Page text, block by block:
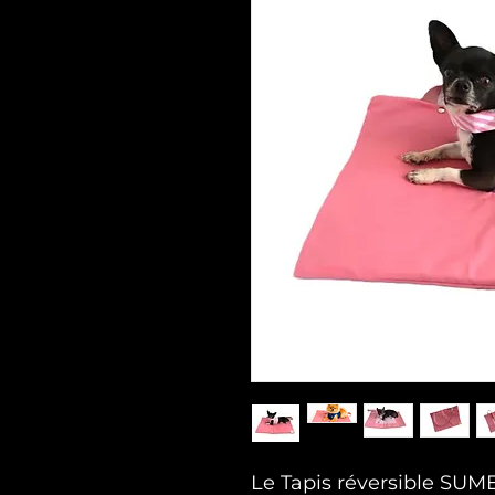
Le Tapis réversible